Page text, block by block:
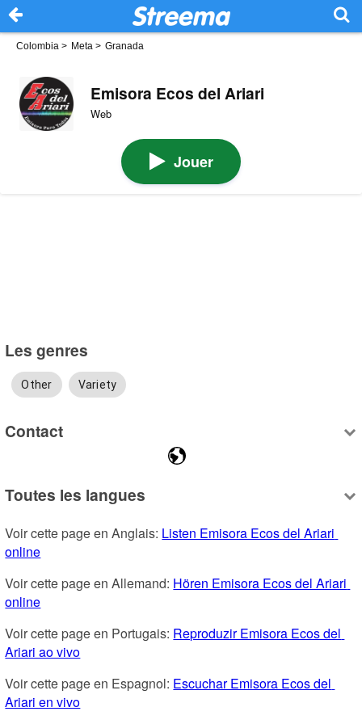
Colombia > Meta > Granada
Emisora Ecos del Ariari
Web
Jouer
Les genres
Other Variety
Contact
Toutes les langues
Voir cette page en Anglais: Listen Emisora Ecos del Ariari
online
Voir cette page en Allemand: Hören Emisora Ecos del Ariari
online
Voir cette page en Portugais: Reproduzir Emisora Ecos del
Ariari ao vivo
Voir cette page en Espagnol: Escuchar Emisora Ecos del
Ariari en vivo